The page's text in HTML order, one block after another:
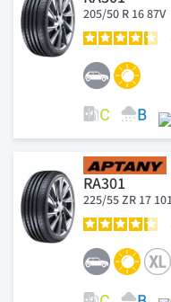
205/50 R 16 87V
RA301
225/55 ZR 17